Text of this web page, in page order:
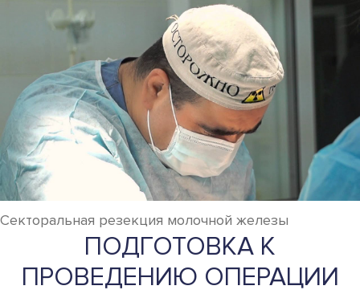
Секторальная резекция молочной железы
ПОДГОТОВКА К
ПРОВЕДЕНИЮ ОПЕРАЦИИ